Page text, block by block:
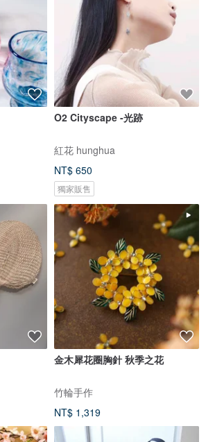
O2 Cityscape -光跡
紅花 hunghua
NT$ 650
獨家販售
金木犀花圈胸針 秋季之花
竹輪手作
NT$ 1,319